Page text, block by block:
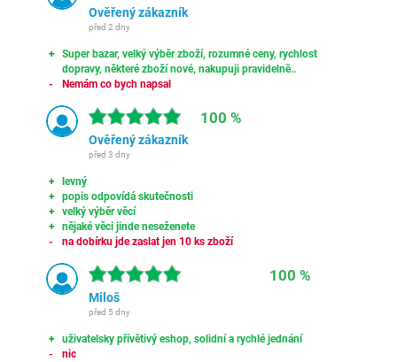
Ověřený zákazník
před 2 dny
Super bazar, velký výběr zboží, rozumné ceny, rychlost
dopravy, některé zboží nové, nakupuji pravidelně..
Nemám co bych napsal
100 %
Ověřený zákazník
před 3 dny
levný
popis odpovídá skutečnosti
velký výběr věcí
nějaké věci jinde neseženete
na dobírku jde zaslat jen 10 ks zboží
100 %
Miloš
před 5 dny
uživatelsky přívětivý eshop, solidní a rychlé jednání
nic